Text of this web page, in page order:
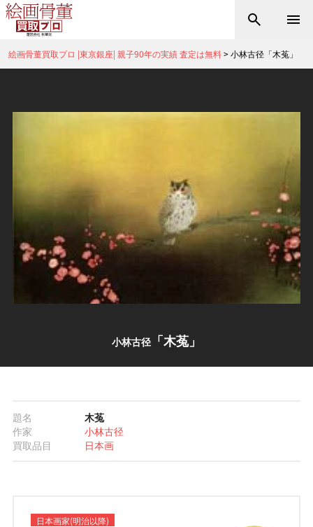
絵画骨董買取プロ |東京銀座| 親子90年の実績 査定は無料>小林古径「木菟」
小林古径 「木菟」
題名
木菟
作家
小林古径
買取品目
日本画
日本画家(明治以降)